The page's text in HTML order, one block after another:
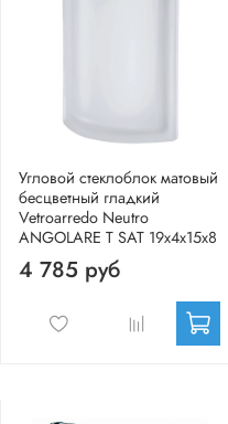
Угловой стеклоблок матовый
бесцветный гладкий
Vetroarredo Neutro
ANGOLARE T SAT 19x4x15x8
4 785 руб